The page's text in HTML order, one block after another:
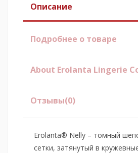
Описание
Подробнее о товаре
About Erolanta Lingerie
Отзывы(0)
Erolanta® Nelly – томный
сетки, затянутый в